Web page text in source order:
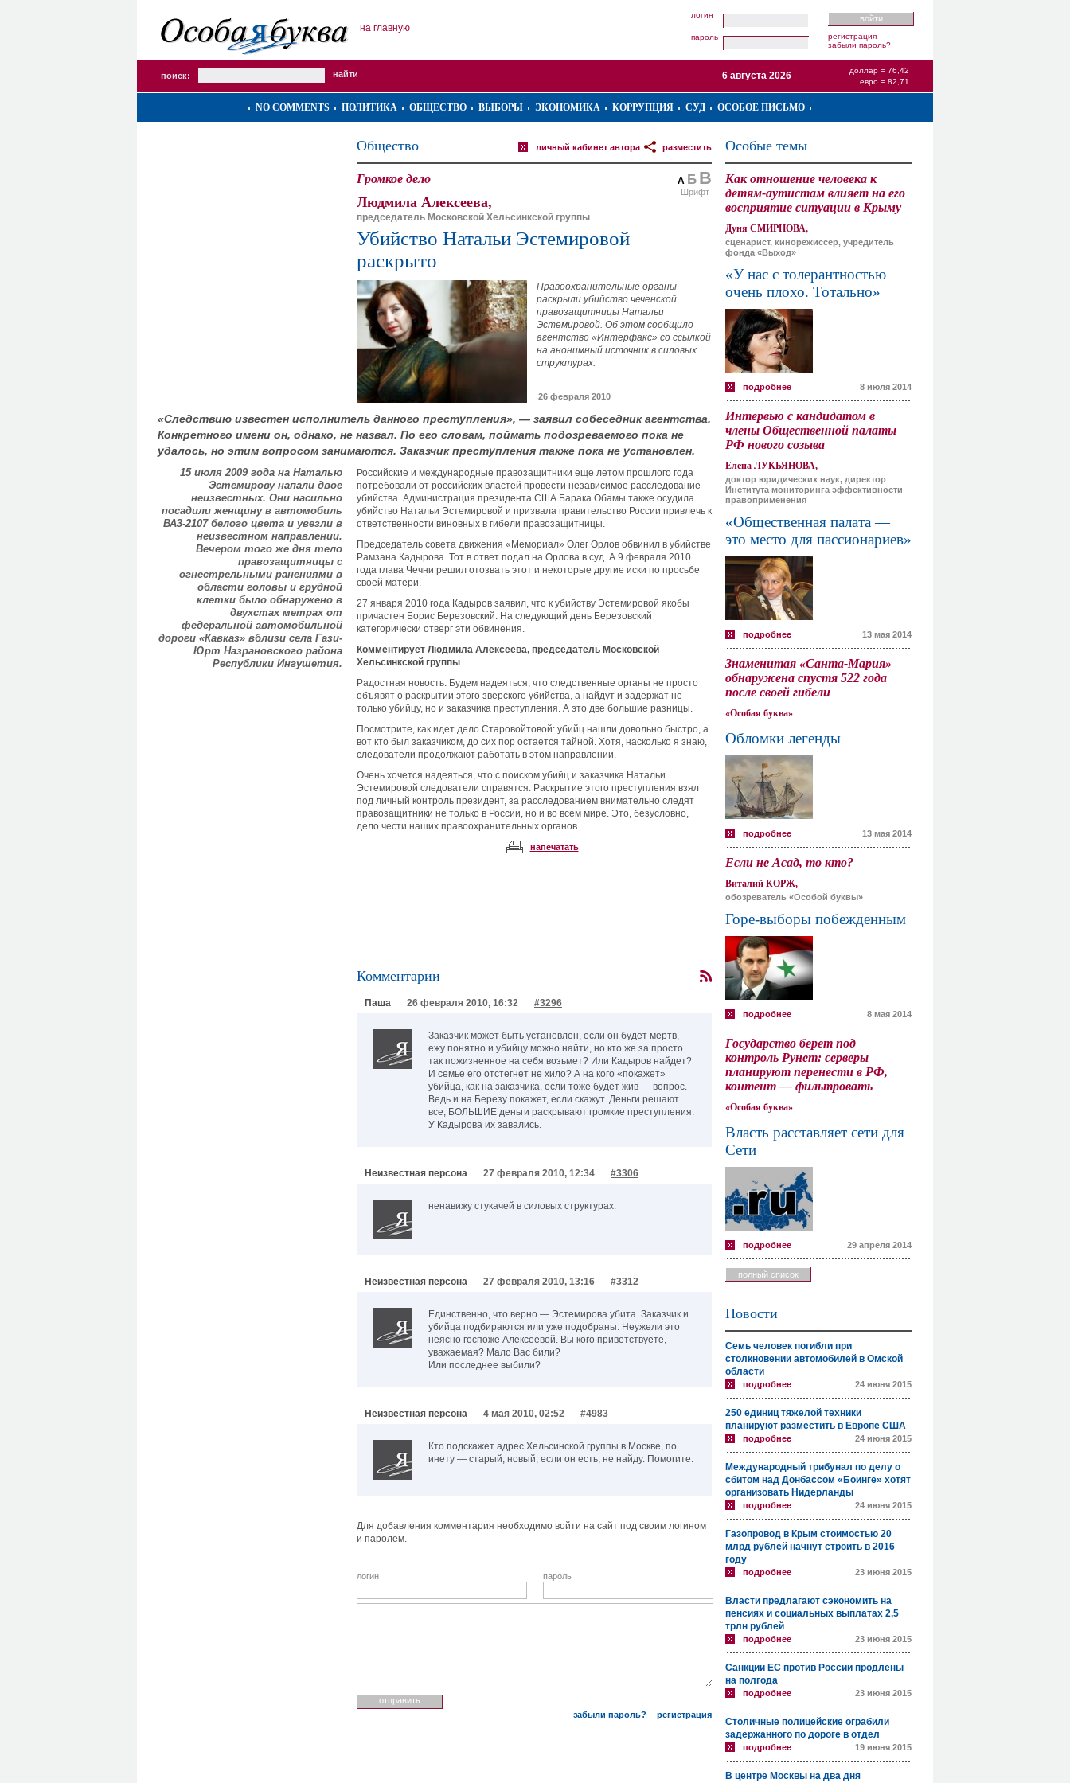
на главную
логин
пароль
регистрация
забыли пароль?
поиск:
доллар = 76,42
евро = 82,71
6 августа 2026
NO COMMENTS ПОЛИТИКА ОБЩЕСТВО ВЫБОРЫ ЭКОНОМИКА КОРРУПЦИЯ СУД ОСОБОЕ ПИСЬМО
Общество разместить
личный кабинет автора
А Б В
Шрифт
Громкое дело
Людмила Алексеева,
председатель Московской Хельсинкской группы
Убийство Натальи Эстемировой
раскрыто
Правоохранительные органы
раскрыли убийство чеченской
правозащитницы Натальи
Эстемировой. Об этом сообщило
агентство «Интерфакс» со ссылкой
на анонимный источник в силовых
структурах.
26 февраля 2010
«Следствию известен исполнитель данного преступления», — заявил собеседник агентства.
Конкретного имени он, однако, не назвал. По его словам, поймать подозреваемого пока не
удалось, но этим вопросом занимаются. Заказчик преступления также пока не установлен.
15 июля 2009 года на Наталью
Эстемирову напали двое
неизвестных. Они насильно
посадили женщину в автомобиль
ВАЗ-2107 белого цвета и увезли в
неизвестном направлении.
Вечером того же дня тело
правозащитницы с
огнестрельными ранениями в
области головы и грудной
клетки было обнаружено в
двухстах метрах от
федеральной автомобильной
дороги «Кавказ» вблизи села Гази-
Юрт Назрановского района
Республики Ингушетия.
Российские и международные правозащитники еще летом прошлого года
потребовали от российских властей провести независимое расследование
убийства. Администрация президента США Барака Обамы также осудила
убийство Натальи Эстемировой и призвала правительство России привлечь к
ответственности виновных в гибели правозащитницы.
Председатель совета движения «Мемориал» Олег Орлов обвинил в убийстве
Рамзана Кадырова. Тот в ответ подал на Орлова в суд. А 9 февраля 2010
года глава Чечни решил отозвать этот и некоторые другие иски по просьбе
своей матери.
27 января 2010 года Кадыров заявил, что к убийству Эстемировой якобы
причастен Борис Березовский. На следующий день Березовский
категорически отверг эти обвинения.
Комментирует Людмила Алексеева, председатель Московской
Хельсинкской группы
Радостная новость. Будем надеяться, что следственные органы не просто
объявят о раскрытии этого зверского убийства, а найдут и задержат не
только убийцу, но и заказчика преступления. А это две большие разницы.
Посмотрите, как идет дело Старовойтовой: убийц нашли довольно быстро, а
вот кто был заказчиком, до сих пор остается тайной. Хотя, насколько я знаю,
следователи продолжают работать в этом направлении.
Очень хочется надеяться, что с поиском убийц и заказчика Натальи
Эстемировой следователи справятся. Раскрытие этого преступления взял
под личный контроль президент, за расследованием внимательно следят
правозащитники не только в России, но и во всем мире. Это, безусловно,
дело чести наших правоохранительных органов.
напечатать
Комментарии
Паша 26 февраля 2010, 16:32 #3296
Заказчик может быть установлен, если он будет мертв,
ежу понятно и убийцу можно найти, но кто же за просто
так пожизненное на себя возьмет? Или Кадыров найдет?
И семье его отстегнет не хило? А на кого «покажет»
убийца, как на заказчика, если тоже будет жив — вопрос.
Ведь и на Березу покажет, если скажут. Деньги решают
все, БОЛЬШИЕ деньги раскрывают громкие преступления.
У Кадырова их завались.
Неизвестная персона 27 февраля 2010, 12:34 #3306
ненавижу стукачей в силовых структурах.
Неизвестная персона 27 февраля 2010, 13:16 #3312
Единственно, что верно — Эстемирова убита. Заказчик и
убийца подбираются или уже подобраны. Неужели это
неясно госпоже Алексеевой. Вы кого приветствуете,
уважаемая? Мало Вас били?
Или последнее выбили?
Неизвестная персона 4 мая 2010, 02:52 #4983
Кто подскажет адрес Хельсинской группы в Москве, по
инету — старый, новый, если он есть, не найду. Помогите.
Для добавления комментария необходимо войти на сайт под своим логином
и паролем.
логин пароль
забыли пароль? регистрация
Особые темы
Как отношение человека к
детям-аутистам влияет на его
восприятие ситуации в Крыму
Дуня СМИРНОВА,
сценарист, кинорежиссер, учредитель
фонда «Выход»
«У нас с толерантностью
очень плохо. Тотально»
подробнее 8 июля 2014
Интервью с кандидатом в
члены Общественной палаты
РФ нового созыва
Елена ЛУКЬЯНОВА,
доктор юридических наук, директор
Института мониторинга эффективности
правоприменения
«Общественная палата —
это место для пассионариев»
подробнее 13 мая 2014
Знаменитая «Санта-Мария»
обнаружена спустя 522 года
после своей гибели
«Особая буква»
Обломки легенды
подробнее 13 мая 2014
Если не Асад, то кто?
Виталий КОРЖ,
обозреватель «Особой буквы»
Горе-выборы побежденным
подробнее 8 мая 2014
Государство берет под
контроль Рунет: серверы
планируют перенести в РФ,
контент — фильтровать
«Особая буква»
Власть расставляет сети для
Сети
подробнее 29 апреля 2014
полный список
Новости
Семь человек погибли при
столкновении автомобилей в Омской
области
подробнее 24 июня 2015
250 единиц тяжелой техники
планируют разместить в Европе США
подробнее 24 июня 2015
Международный трибунал по делу о
сбитом над Донбассом «Боинге» хотят
организовать Нидерланды
подробнее 24 июня 2015
Газопровод в Крым стоимостью 20
млрд рублей начнут строить в 2016
году
подробнее 23 июня 2015
Власти предлагают сэкономить на
пенсиях и социальных выплатах 2,5
трлн рублей
подробнее 23 июня 2015
Санкции ЕС против России продлены
на полгода
подробнее 23 июня 2015
Столичные полицейские ограбили
задержанного по дороге в отдел
подробнее 19 июня 2015
В центре Москвы на два дня